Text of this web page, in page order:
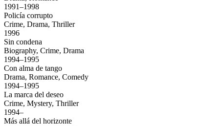
1991–1998
Policía corrupto
Crime, Drama, Thriller
1996
Sin condena
Biography, Crime, Drama
1994–1995
Con alma de tango
Drama, Romance, Comedy
1994–1995
La marca del deseo
Crime, Mystery, Thriller
1994–
Más allá del horizonte